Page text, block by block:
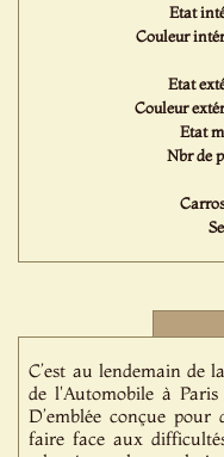
Etat
Couleur
Etat
Couleur
Etat
Nbr de
C’est au lendemain de
de l'Automobile à
D’emblée conçue
faire face aux